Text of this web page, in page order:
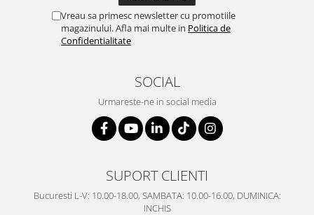
Vreau sa primesc newsletter cu promotiile
magazinului. Afla mai multe in Politica de
Confidentialitate
SOCIAL
Urmareste-ne in social media
SUPORT CLIENTI
Bucuresti L-V: 10.00-18.00, SAMBATA: 10.00-16.00, DUMINICA:
INCHIS